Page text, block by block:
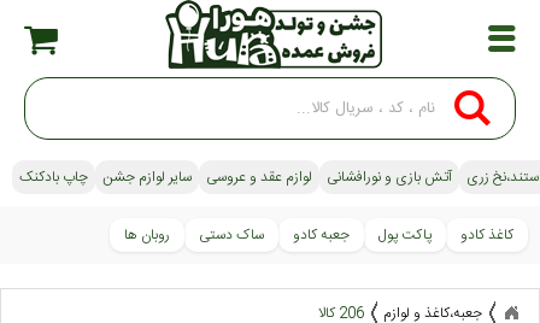
زری آتش بازی و نورافشانی لوازم عقد و عروسی سایر لوازم جشن چاپ بادکنک
کاغذ کادو پاکت پول جعبه کادو ساک دستی روبان ها
جعبه،کاغذ و لوازم 206 کالا